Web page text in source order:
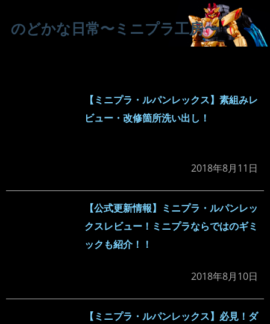
のどかな日常〜ミニプラ工房〜
【ミニプラ・ルパンレックス】素組みレ
ビュー・改修箇所洗い出し！
2018年8月11日
【公式更新情報】ミニプラ・ルパンレッ
クスレビュー！ミニプラならではのギミ
ックも紹介！！
2018年8月10日
【ミニプラ・ルパンレックス】必見！ダ